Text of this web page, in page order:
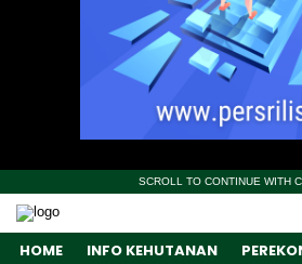
SCROLL TO CONTINUE WITH
HOME INFO KEHUTANAN